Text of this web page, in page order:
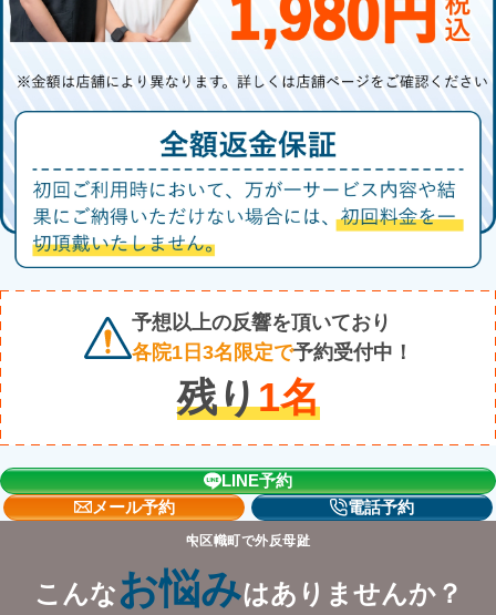
予想以上の反響を頂いており
各院1日3名限定で予約受付中！
残り1名
LINE予約
メール予約
電話予約
中区幟町で外反母趾
こんなお悩みはありませんか？